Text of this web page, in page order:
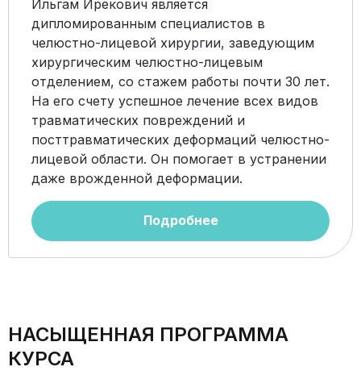
Ильгам Ирекович является
дипломированным специалистов в
челюстно-лицевой хирургии, заведующим
хирургическим челюстно-лицевым
отделением, со стажем работы почти 30 лет.
На его счету успешное лечение всех видов
травматических повреждений и
посттравматических деформаций челюстно-
лицевой области. Он помогает в устранении
даже врожденной деформации.
Подробнее
НАСЫЩЕННАЯ ПРОГРАММА
КУРСА